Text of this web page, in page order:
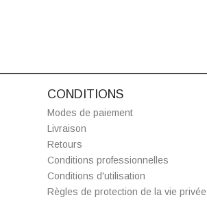
CONDITIONS
Modes de paiement
Livraison
Retours
Conditions professionnelles
Conditions d'utilisation
Règles de protection de la vie privée